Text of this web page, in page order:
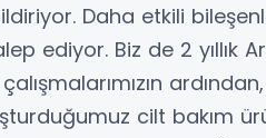
Daha etkili
ediyor. Biz de 2 yıllık
cilt bakım